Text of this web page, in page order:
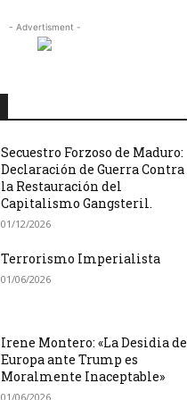
- Advertisment -
Secuestro Forzoso de Maduro:
Declaración de Guerra Contra
la Restauración del
Capitalismo Gangsteril.
01/12/2026
Terrorismo Imperialista
01/06/2026
Irene Montero: «La Desidia de
Europa ante Trump es
Moralmente Inaceptable»
01/06/2026